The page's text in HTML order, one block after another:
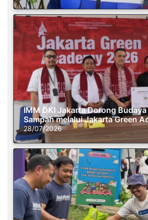
IMM DKI Jakarta Dorong Budaya
Sampah melalui Jakarta Green
28/07/2026